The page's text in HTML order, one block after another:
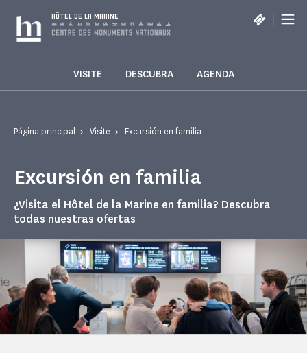
HÔTEL DE LA MARINE |
VISITE DESCUBRA AGENDA
Página principal Visite Excursión en familia
Excursión en familia
¿Visita el Hôtel de la Marine en familia? Descubra
todas nuestras ofertas